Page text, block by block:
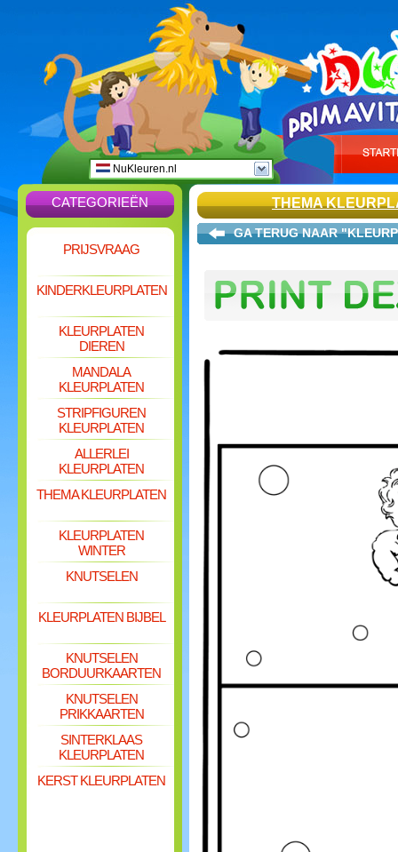
NuKleuren.nl
CATEGORIEËN
PRIJSVRAAG
KINDERKLEURPLATEN
KLEURPLATEN
DIEREN
MANDALA
KLEURPLATEN
STRIPFIGUREN
KLEURPLATEN
ALLERLEI
KLEURPLATEN
THEMA KLEURPLATEN
KLEURPLATEN
WINTER
KNUTSELEN
KLEURPLATEN BIJBEL
KNUTSELEN
BORDUURKAARTEN
KNUTSELEN
PRIKKAARTEN
SINTERKLAAS
KLEURPLATEN
KERST KLEURPLATEN
THEMA
GA TERUG NAAR